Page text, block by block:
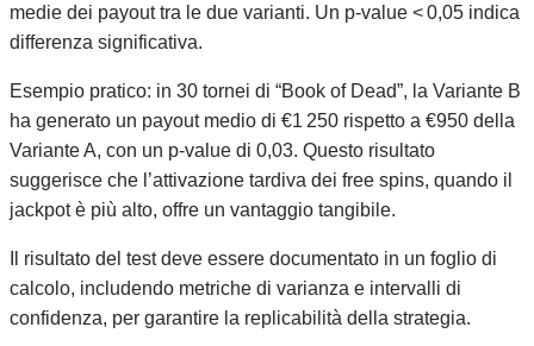
medie dei payout tra le due varianti. Un p‑value < 0,05 indica
differenza significativa.
Esempio pratico: in 30 tornei di “Book of Dead”, la Variante B
ha generato un payout medio di €1 250 rispetto a €950 della
Variante A, con un p‑value di 0,03. Questo risultato
suggerisce che l’attivazione tardiva dei free spins, quando il
jackpot è più alto, offre un vantaggio tangibile.
Il risultato del test deve essere documentato in un foglio di
calcolo, includendo metriche di varianza e intervalli di
confidenza, per garantire la replicabilità della strategia.